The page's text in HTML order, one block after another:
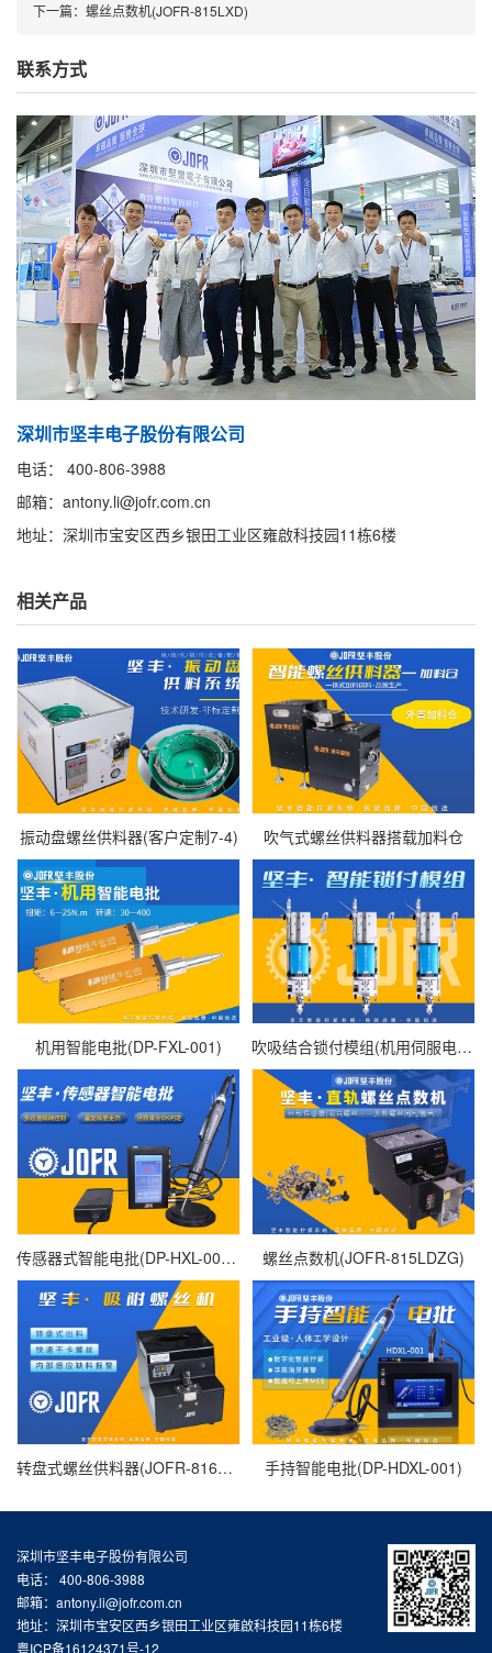
下一篇： 螺丝点数机(JOFR-815LXD)
联系方式
深圳市坚丰电子股份有限公司
电话： 400-806-3988
邮箱：antony.li@jofr.com.cn
地址：深圳市宝安区西乡银田工业区雍啟科技园11栋6楼
相关产品
振动盘螺丝供料器(客户定制7-4) 吹气式螺丝供料器搭载加料仓
机用智能电批(DP-FXL-001) 吹吸结合锁付模组(机用伺服电批SDL-1800)
传感器式智能电批(DP-HXL-003-SE) 螺丝点数机(JOFR-815LDZG)
转盘式螺丝供料器(JOFR-816LX) 手持智能电批(DP-HDXL-001)
深圳市坚丰电子股份有限公司
电话： 400-806-3988
邮箱：antony.li@jofr.com.cn
地址：深圳市宝安区西乡银田工业区雍啟科技园11栋6楼
粤ICP备16124371号-12